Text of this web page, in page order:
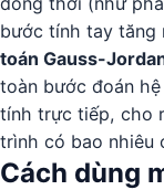
bước tính tay tăng
toán Gauss-
toàn bước đoán
tính trực tiếp, cho
trình có bao nhiêu
Cách dùng